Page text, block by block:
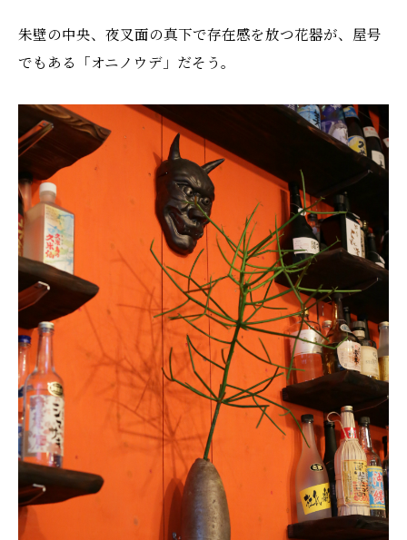
朱壁の中央、夜叉面の真下で存在感を放つ花器が、屋号
でもある「オニノウデ」だそう。